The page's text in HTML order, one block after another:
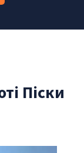
Піски